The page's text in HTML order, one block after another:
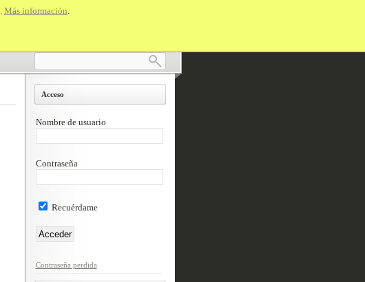
Acceso
Nombre de usuario
Contraseña
Recuérdame
Contraseña perdida
Más información